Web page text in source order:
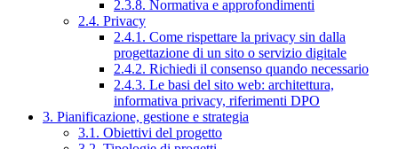
2.3.8. Normativa e approfondimenti
2.4. Privacy
2.4.1. Come rispettare la privacy sin dalla
progettazione di un sito o servizio digitale
2.4.2. Richiedi il consenso quando necessario
2.4.3. Le basi del sito web: architettura,
informativa privacy, riferimenti DPO
3. Pianificazione, gestione e strategia
3.1. Obiettivi del progetto